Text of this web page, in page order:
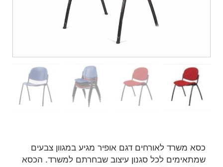
כסא משרד לאורחים דגם אופיר מגיע במגוון צבעים
שמתאימים לכל סגנון עיצוב שבחרתם למשרד. הכסא